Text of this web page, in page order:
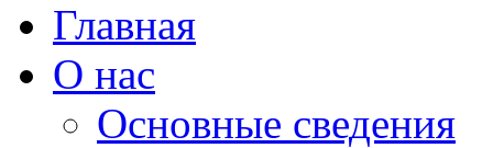
Главная
О нас
Основные сведения